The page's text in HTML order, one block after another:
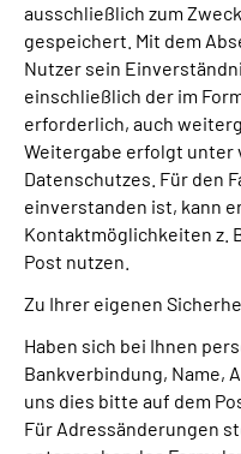
Language
Inhalte in
Leichte Sprache
ausschließlich zum
gespeichert. Mit dem
Nutzer sein
einschließlich der im
erforderlich, auch
Weitergabe erfolgt unter
Datenschutzes. Für den
einverstanden ist, kann
Kontaktmöglichkeiten z.
Post nutzen.
Zu Ihrer eigenen
Haben sich bei Ihnen
Bankverbindung, Name,
uns dies bitte auf dem
Für Adressänderungen